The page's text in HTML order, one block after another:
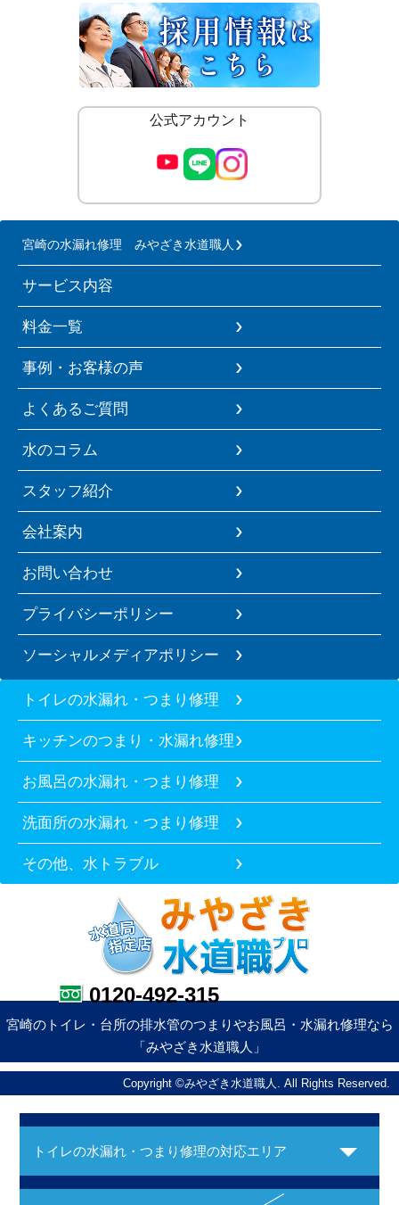
公式アカウント
宮崎の水漏れ修理 みやざき水道職人
サービス内容
料金一覧
事例・お客様の声
よくあるご質問
水のコラム
スタッフ紹介
会社案内
お問い合わせ
プライバシーポリシー
ソーシャルメディアポリシー
トイレの水漏れ・つまり修理
キッチンのつまり・水漏れ修理
お風呂の水漏れ・つまり修理
洗面所の水漏れ・つまり修理
その他、水トラブル
0120-492-315
宮崎のトイレ・台所の排水管のつまりやお風呂・水漏れ修理なら
「みやざき水道職人」
Copyright ©みやざき水道職人. All Rights Reserved.
トイレの水漏れ・つまり修理の対応エリア